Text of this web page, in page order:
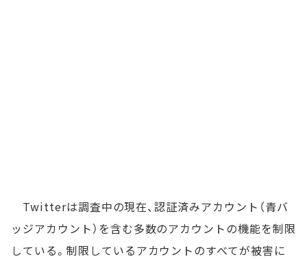
Twitterは調査中の現在、認証済みアカウント（青バ
ッジアカウント）を含む多数のアカウントの機能を制限
している。制限しているアカウントのすべてが被害に